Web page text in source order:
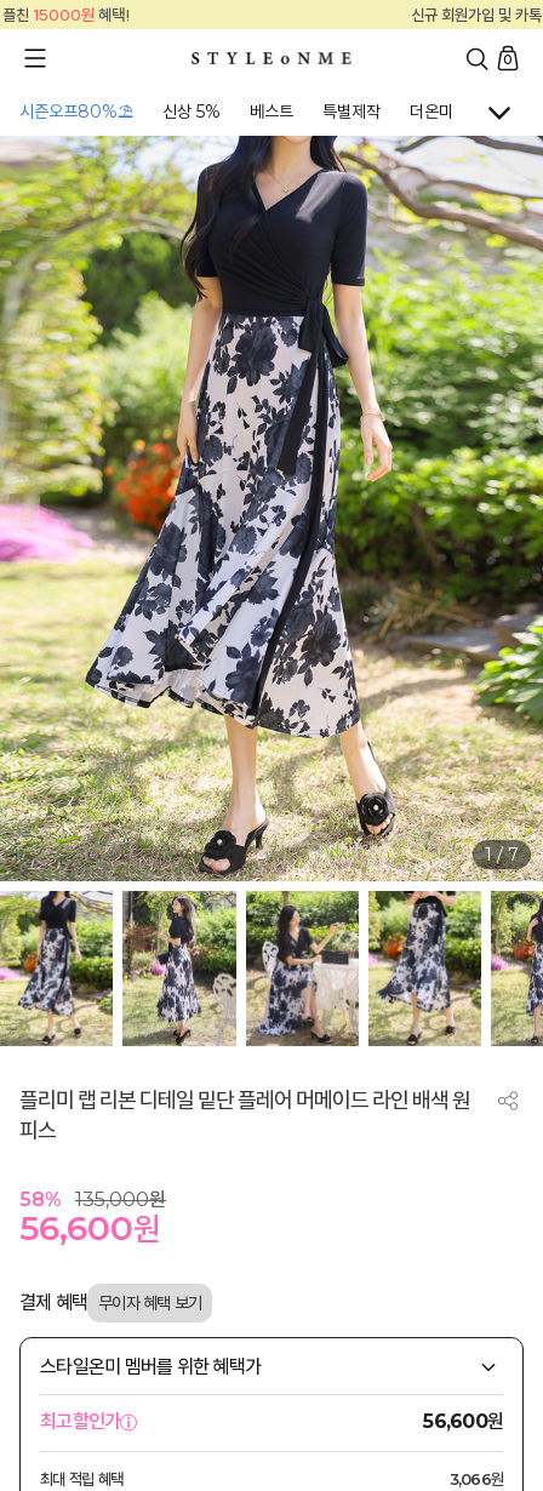
0
시즌오프80%⛱ 신상 5% 베스트 특별제작 더온미 골프웨어
1/7
플리미 랩 리본 디테일 밑단 플레어 머메이드 라인 배색 원
피스
58% 135,000원
56,600원
결제 혜택
스타일온미 멤버를 위한 혜택가
최고할인가 56,600원
최대 적립 혜택 3,066원